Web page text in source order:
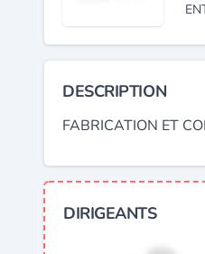
DESCRIPTION
FABRICATION ET
DIRIGEANTS